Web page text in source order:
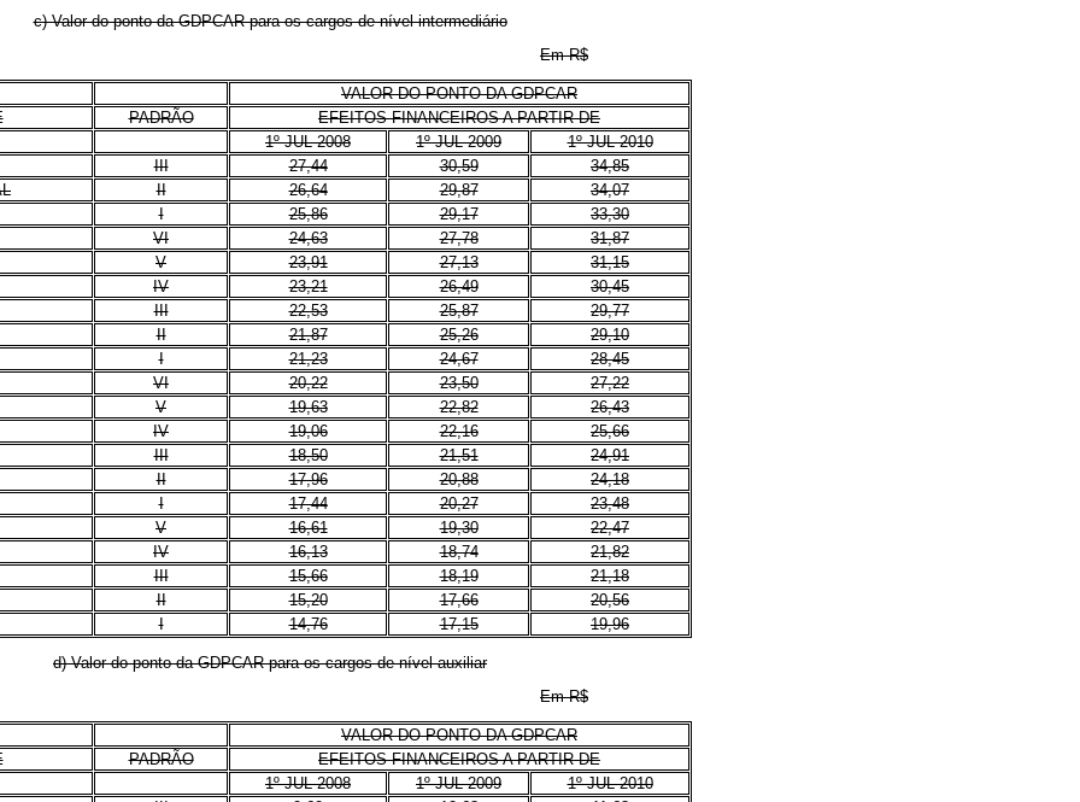
c) Valor do ponto da GDPCAR para os cargos de nível intermediário
Em R$
VALOR DO PONTO DA GDPCAR
PADRÃO
EFEITOS FINANCEIROS A PARTIR DE
1º JUL 2008
1º JUL 2009
1º JUL 2010
III
27,44 30,59
34,85
II 26,64 29,87
34,07
I
25,86 29,17
33,30
VI
24,63 27,78
31,87
V
23,91 27,13
31,15
IV 23,21 26,49
30,45
III
22,53 25,87
29,77
II
21,87 25,26
29,10
I
21,23 24,67
28,45
VI
20,22 23,50
27,22
V
19,63 22,82
26,43
IV 19,06 22,16
25,66
III
18,50 21,51
24,91
II
17,96 20,88
24,18
I
17,44 20,27
23,48
V
16,61 19,30
22,47
IV
16,13 18,74
21,82
III 15,66 18,19
21,18
II
15,20 17,66
20,56
I
14,76 17,15 19,96
d) Valor do ponto da GDPCAR para os cargos de nível auxiliar
Em R$
VALOR DO PONTO DA GDPCAR
PADRÃO
EFEITOS FINANCEIROS A PARTIR DE
1º JUL 2008
1º JUL 2009
1º JUL 2010